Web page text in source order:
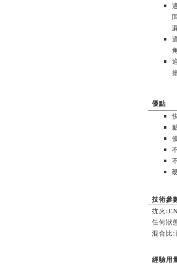
優點
技術參
抗火 :
任何狀
混合比:
經驗用